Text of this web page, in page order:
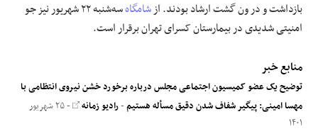
بازداشت و در ون گشت ارشاد بودند. ازشامگاه
سه‌شنبه ۲۲ شهریور نیز جو
امنیتی شدیدی در بیمارستان کسرای تهران برقرار است.
منابع خبر
توضیح یک عضو کمیسیون اجتماعی مجلس درباره برخورد خشن نیروی انتظامی با
مهسا امینی: پیگیر شفاف شدن دقیق مسأله هستیم-رادیو زمانه
- ۲۵ شهریور
۱۴۰۱